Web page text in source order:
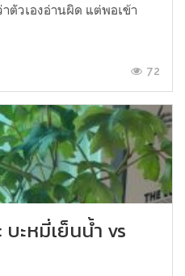
ตัวเองอ่านผิด แต่พอเข้า
72
ะหมี่เย็นน้ำ vs